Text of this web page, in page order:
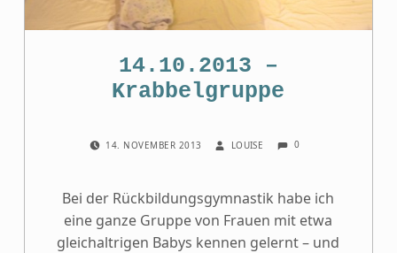
14.10.2013 –
Krabbelgruppe
14. NOVEMBER 2013 LOUISE 0
Bei der Rückbildungsgymnastik habe ich
eine ganze Gruppe von Frauen mit etwa
gleichaltrigen Babys kennen gelernt – und